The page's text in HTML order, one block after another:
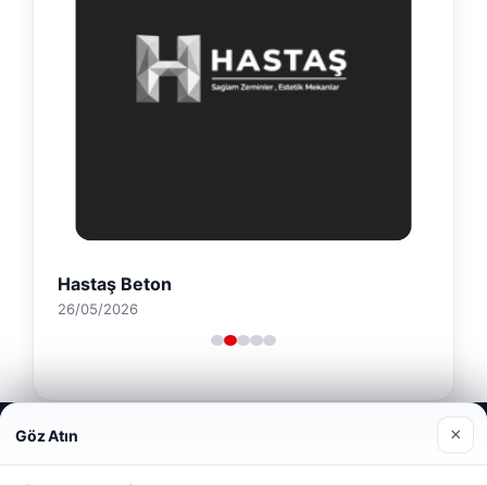
Hastaş Beton
26/05/2026
Web sitemizi nasıl kullandığınızı daha iyi anlayabilmek,
deneyiminizi kişiselleştirmek ve geliştirmek amacıyla çerezler
Göz Atın ×